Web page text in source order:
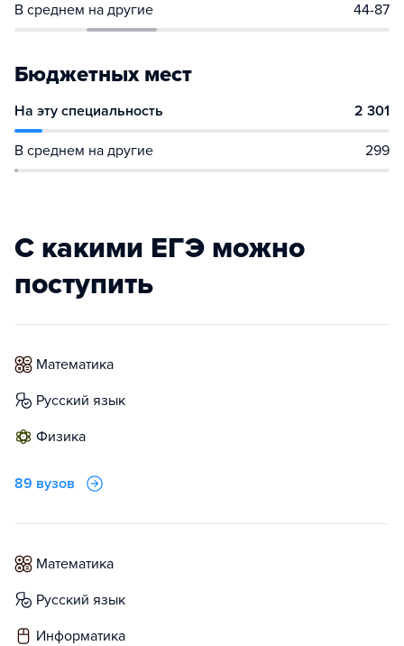
В среднем на другие 44-87
Бюджетных мест
На эту специальность 2 301
В среднем на другие 299
С какими ЕГЭ можно
поступить
математика
русский язык
физика
89 вузов
математика
русский язык
информатика